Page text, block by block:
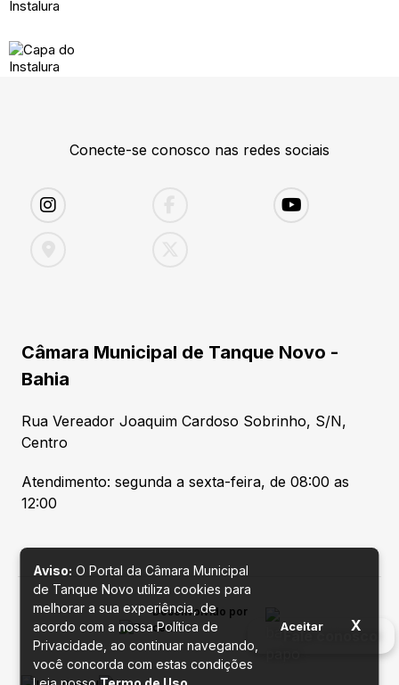
Fale conosco
Conecte-se conosco nas redes sociais
Câmara Municipal de Tanque Novo -
Bahia
Rua Vereador Joaquim Cardoso Sobrinho, S/N,
Centro
Atendimento: segunda a sexta-feira, de 08:00 as
12:00
Desenvolvido por
Aviso: O Portal da Câmara Municipal
de Tanque Novo utiliza cookies para
melhorar a sua experiência, de
acordo com a nossa Política de
Privacidade, ao continuar navegando,
você concorda com estas condições
Aceitar X